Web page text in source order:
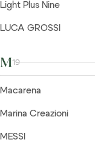
Light Plus Nine
LUCA GROSSI
M19
Macarena
Marina Creazioni
MESSI